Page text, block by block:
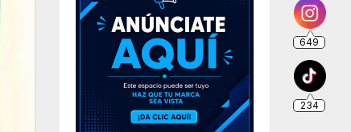
649
234